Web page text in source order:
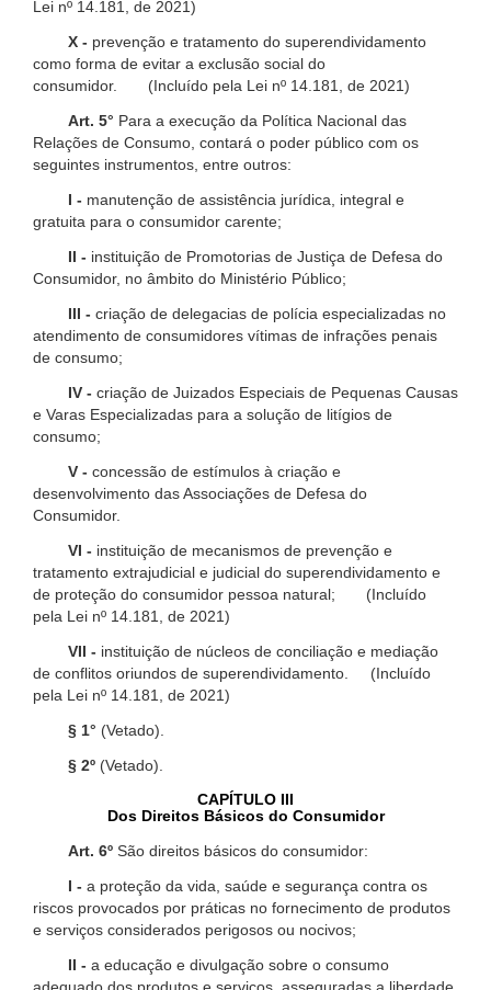
Lei nº 14.181, de 2021)
X - prevenção e tratamento do superendividamento
como forma de evitar a exclusão social do
consumidor. (Incluído pela Lei nº 14.181, de 2021)
Art. 5° Para a execução da Política Nacional das
Relações de Consumo, contará o poder público com os
seguintes instrumentos, entre outros:
I - manutenção de assistência jurídica, integral e
gratuita para o consumidor carente;
II - instituição de Promotorias de Justiça de Defesa do
Consumidor, no âmbito do Ministério Público;
III - criação de delegacias de polícia especializadas no
atendimento de consumidores vítimas de infrações penais
de consumo;
IV - criação de Juizados Especiais de Pequenas Causas
e Varas Especializadas para a solução de litígios de
consumo;
V - concessão de estímulos à criação e
desenvolvimento das Associações de Defesa do
Consumidor.
VI - instituição de mecanismos de prevenção e
tratamento extrajudicial e judicial do superendividamento e
de proteção do consumidor pessoa natural; (Incluído
pela Lei nº 14.181, de 2021)
VII - instituição de núcleos de conciliação e mediação
de conflitos oriundos de superendividamento. (Incluído
pela Lei nº 14.181, de 2021)
§ 1° (Vetado).
§ 2º (Vetado).
CAPÍTULO III
Dos Direitos Básicos do Consumidor
Art. 6º São direitos básicos do consumidor:
I - a proteção da vida, saúde e segurança contra os
riscos provocados por práticas no fornecimento de produtos
e serviços considerados perigosos ou nocivos;
II - a educação e divulgação sobre o consumo